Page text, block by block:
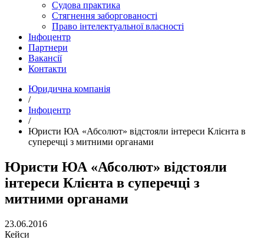
Судова практика
Стягнення заборгованості
Право інтелектуальної власності
Інфоцентр
Партнери
Вакансії
Контакти
Юридична компанія
/
Інфоцентр
/
Юристи ЮА «Абсолют» відстояли інтереси Клієнта в
суперечці з митними органами
Юристи ЮА «Абсолют» відстояли
інтереси Клієнта в суперечці з
митними органами
23.06.2016
Кейси